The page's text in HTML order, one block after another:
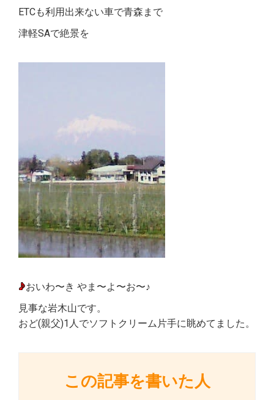
ETCも利用出来ない車で青森まで
津軽SAで絶景を
おいわ〜き やま〜よ〜お〜♪
見事な岩木山です。
おど(親父)1人でソフトクリーム片手に眺めてました。
この記事を書いた人